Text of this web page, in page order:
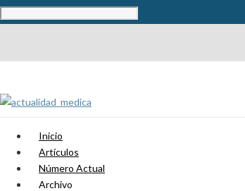
Inicio
Artículos
Número Actual
Archivo